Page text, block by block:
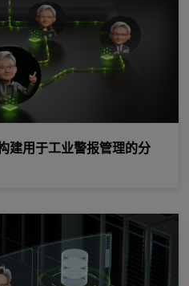
建用于工业警报管理的分